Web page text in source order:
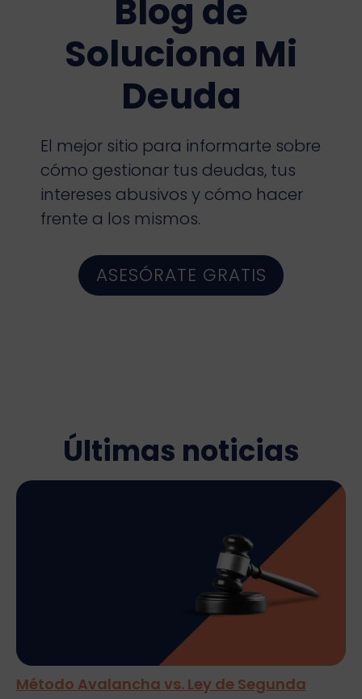
Blog de
Soluciona Mi
Deuda
El mejor sitio para informarte sobre
cómo gestionar tus deudas, tus
intereses abusivos y cómo hacer
frente a los mismos.
ASESÓRATE GRATIS
Últimas noticias
Método Avalancha vs. Ley de Segunda